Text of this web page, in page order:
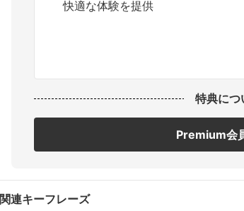
快適な体験を提供
特典につ
Premium会
関連キーフレーズ